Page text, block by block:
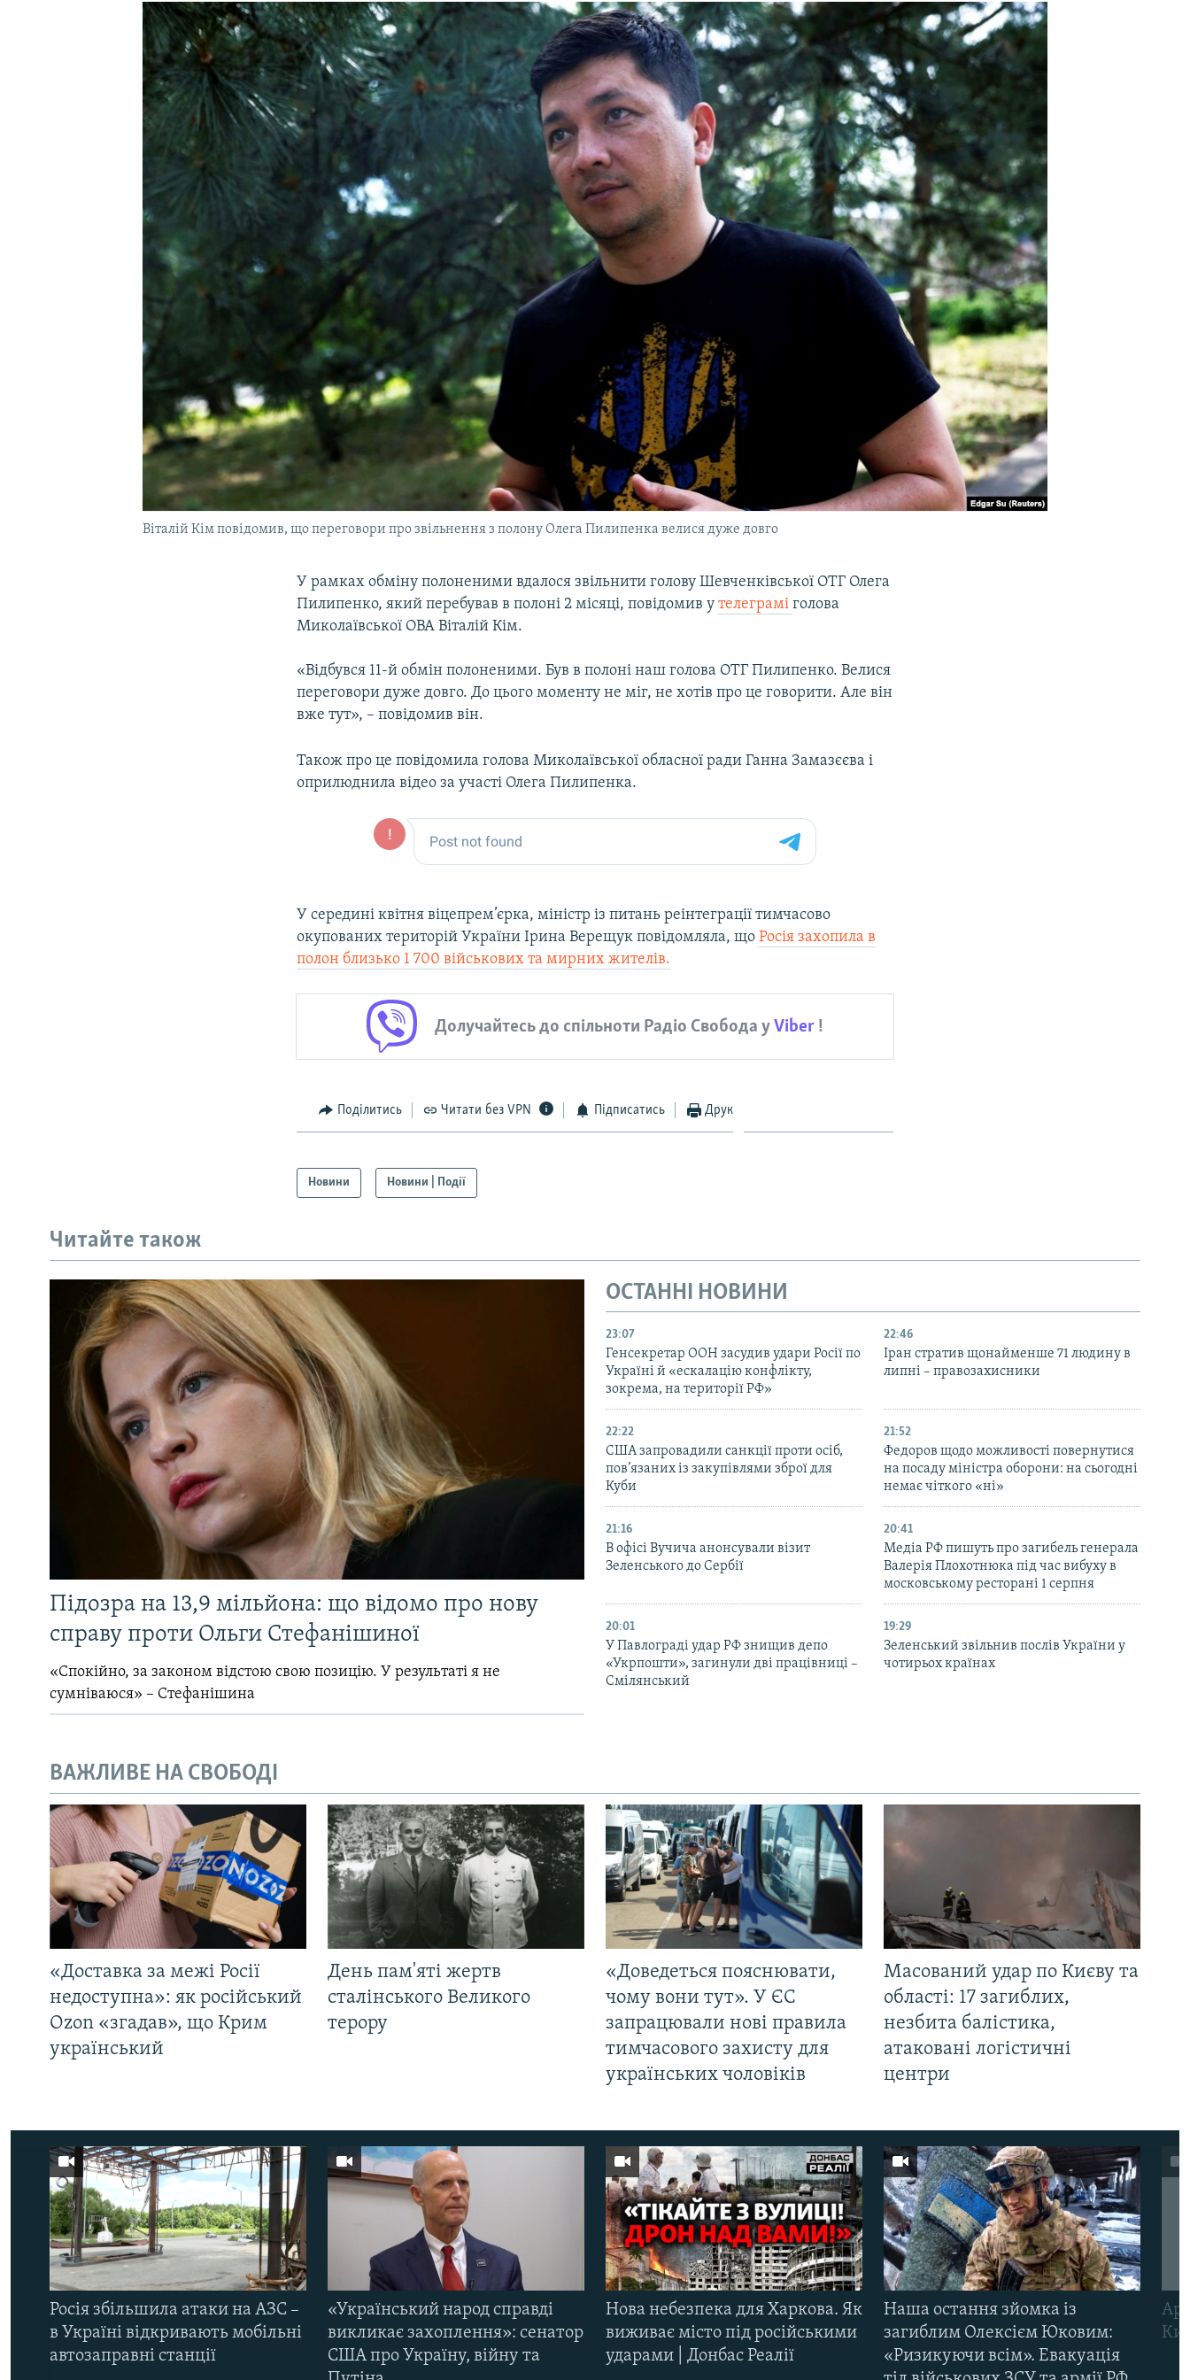
Віталій Кім повідомив, що переговори про звільнення з полону Олега Пилипенка велися дуже довго
У рамках обміну полоненими вдалося звільнити голову Шевченківської ОТГ Олега
Пилипенко, який перебував в полоні 2 місяці, повідомив утелеграміголова
Миколаївської ОВА Віталій Кім.
«Відбувся 11-й обмін полоненими. Був в полоні наш голова ОТГ Пилипенко. Велися
переговори дуже довго. До цього моменту не міг, не хотів про це говорити. Але він
вже тут», – повідомив він.
Також про це повідомила голова Миколаївської обласної ради Ганна Замазєєва і
оприлюднила відео за участі Олега Пилипенка.
У середині квітня віцепрем’єрка, міністр із питань реінтеграції тимчасово
окупованих територій України Ірина Верещук повідомляла, щоРосія захопила в
полон близько 1 700 військових та мирних жителів.
Долучайтесь до спільноти Радіо Свобода уViber!
Поділитись Читати без VPN Підписатись Друк
Новини Новини | Події
Читайте також
Підозра на 13,9 мільйона: що відомо про нову
справу проти Ольги Стефанішиної
«Спокійно, за законом відстою свою позицію. У результаті я не
сумніваюся» – Стефанішина
ОСТАННІ НОВИНИ
23:07
Генсекретар ООН засудив удари Росії по
Україні й «ескалацію конфлікту,
зокрема, на території РФ»
22:46
Іран стратив щонайменше 71 людину в
липні – правозахисники
22:22
США запровадили санкції проти осіб,
пов’язаних із закупівлями зброї для
Куби
21:52
Федоров щодо можливості повернутися
на посаду міністра оборони: на сьогодні
немає чіткого «ні»
21:16
В офісі Вучича анонсували візит
Зеленського до Сербії
20:41
Медіа РФ пишуть про загибель генерала
Валерія Плохотнюка під час вибуху в
московському ресторані 1 серпня
20:01
У Павлограді удар РФ знищив депо
«Укрпошти», загинули дві працівниці –
Смілянський
19:29
Зеленський звільнив послів України у
чотирьох країнах
ВАЖЛИВЕ НА СВОБОДІ
«Доставка за межі Росії
недоступна»: як російський
Ozon «згадав», що Крим
український
День пам'яті жертв
сталінського Великого
терору
«Доведеться пояснювати,
чому вони тут». У ЄС
запрацювали нові правила
тимчасового захисту для
українських чоловіків
Масований удар по Києву та
області: 17 загиблих,
незбита балістика,
атаковані логістичні
центри
Росія збільшила атаки на АЗС –
в Україні відкривають мобільні
автозаправні станції
«Український народ справді
викликає захоплення»: сенатор
США про Україну, війну та
Нова небезпека для Харкова. Як
виживає місто під російськими
ударами | Донбас Реалії
Наша остання зйомка із
загиблим Олексієм Юковим:
«Ризикуючи всім». Евакуація